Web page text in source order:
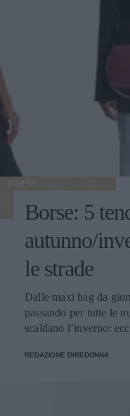
BORSE
Borse: 5
autunno/
le strade
Dalle maxi bag da
passando per tutte le
scaldano l’inverno:
REDAZIONE DIREDONNA